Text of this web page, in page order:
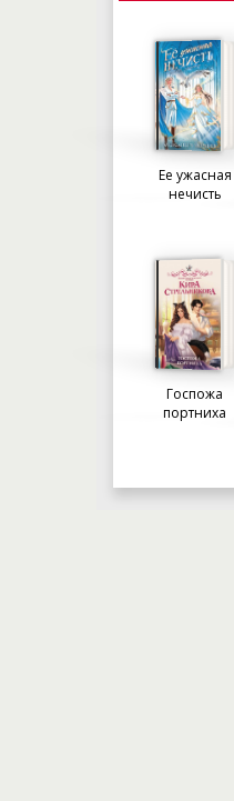
Ее ужасная
нечисть
Госпожа
портниха